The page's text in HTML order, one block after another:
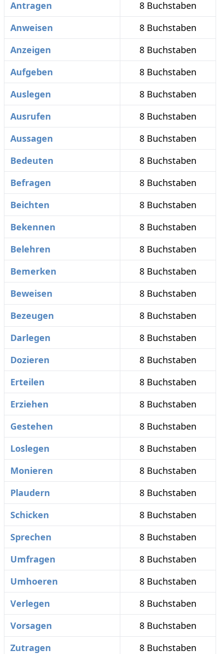
Antragen
8 Buchstaben
Anweisen
8 Buchstaben
Anzeigen
8 Buchstaben
Aufgeben
8 Buchstaben
Auslegen
8 Buchstaben
Ausrufen
8 Buchstaben
Aussagen
8 Buchstaben
Bedeuten
8 Buchstaben
Befragen
8 Buchstaben
Beichten
8 Buchstaben
Bekennen
8 Buchstaben
Belehren
8 Buchstaben
Bemerken
8 Buchstaben
Beweisen
8 Buchstaben
Bezeugen
8 Buchstaben
Darlegen
8 Buchstaben
Dozieren
8 Buchstaben
Erteilen
8 Buchstaben
Erziehen
8 Buchstaben
Gestehen
8 Buchstaben
Loslegen
8 Buchstaben
Monieren
8 Buchstaben
Plaudern
8 Buchstaben
Schicken
8 Buchstaben
Sprechen
8 Buchstaben
Umfragen
8 Buchstaben
Umhoeren
8 Buchstaben
Verlegen
8 Buchstaben
Vorsagen
8 Buchstaben
Zutragen
8 Buchstaben